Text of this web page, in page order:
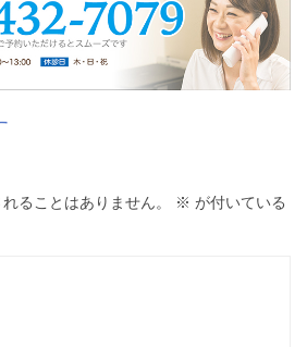
ることはありません。 ※ が付いている